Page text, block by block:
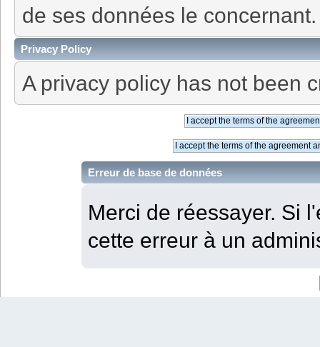
de ses données le concernant.
Privacy Policy
A privacy policy has not been
Erreur de base de données
Merci de réessayer. Si
cette erreur à un